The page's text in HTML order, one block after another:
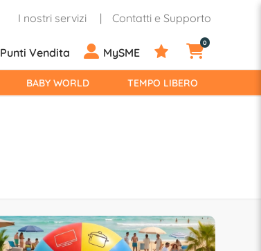
I nostri servizi Contatti e Supporto
Punti Vendita MySME
0
BABY WORLD TEMPO LIBERO